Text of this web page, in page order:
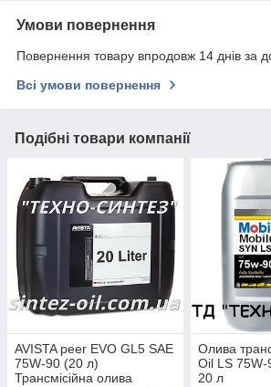
Умови повернення
Повернення товару впродовж 14 днів за
Всі умови повернення
Подібні товари компанії
AVISTA peer EVO GL5 SAE
75W-90 (20 л)
Трансмісійна олива
Олива
Oil LS
20 л